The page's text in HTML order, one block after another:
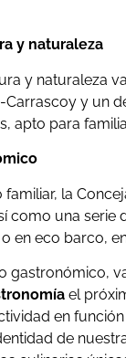
y naturaleza
y naturaleza
y un
apto para
la
como una
en eco barco,
gastronómico,
el
en
de